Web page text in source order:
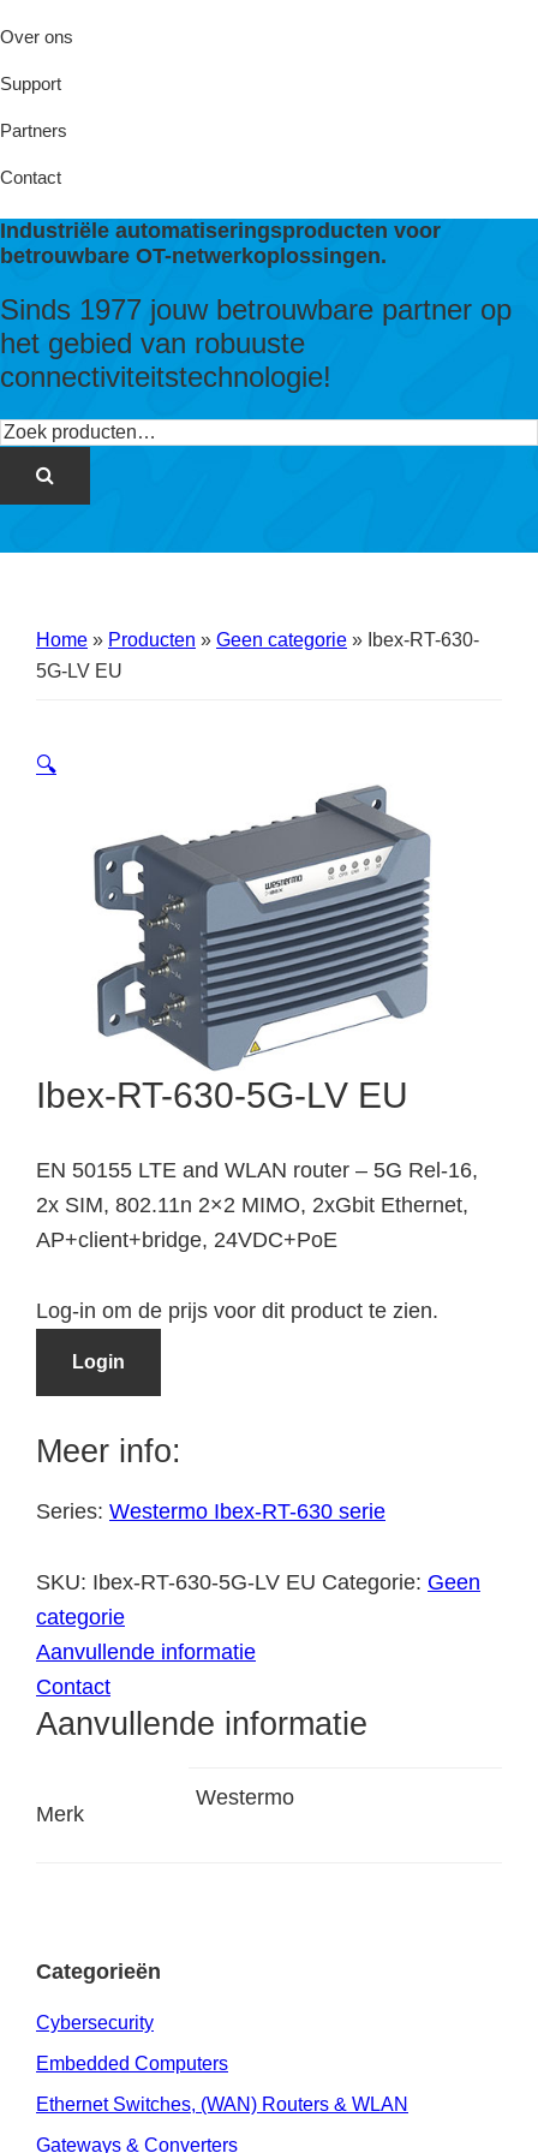
Over ons
Support
Partners
Contact
Industriële automatiseringsproducten voor
betrouwbare OT-netwerkoplossingen.
Sinds 1977 jouw betrouwbare partner op
het gebied van robuuste
connectiviteitstechnologie!
Zoeken
Home » Producten » Geen categorie » Ibex-RT-630-
5G-LV EU
🔍
Ibex-RT-630-5G-LV EU
EN 50155 LTE and WLAN router – 5G Rel-16,
2x SIM, 802.11n 2×2 MIMO, 2xGbit Ethernet,
AP+client+bridge, 24VDC+PoE
Log-in om de prijs voor dit product te zien.
Login
Meer info:
Series: Westermo Ibex-RT-630 serie
SKU: Ibex-RT-630-5G-LV EU Categorie: Geen
categorie
Aanvullende informatie
Contact
Aanvullende informatie
Merk
Westermo
Categorieën
Cybersecurity
Embedded Computers
Ethernet Switches, (WAN) Routers & WLAN
Gateways & Converters